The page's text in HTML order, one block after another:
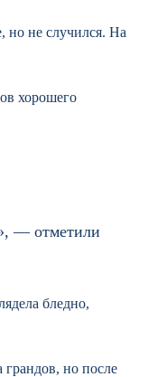
но не случился. На
хорошего
— отметили
бледно,
но после